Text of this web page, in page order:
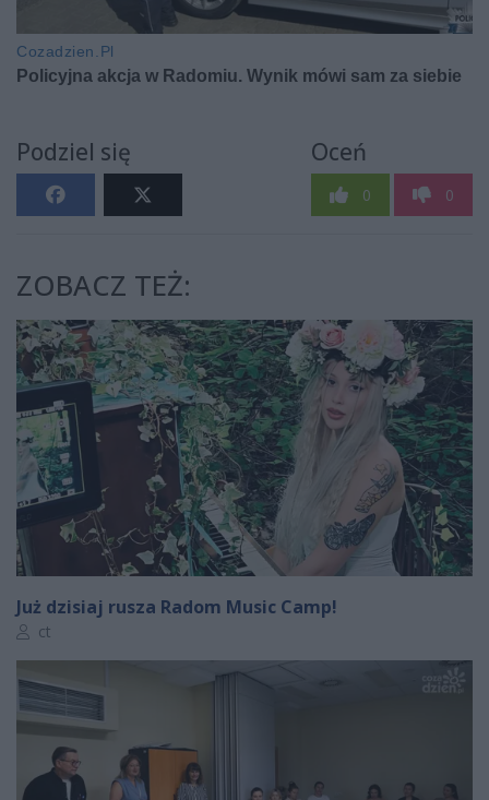
Podziel się Oceń
0 0
ZOBACZ TEŻ:
Już dzisiaj rusza Radom Music Camp!
Autor artykułu:
ct